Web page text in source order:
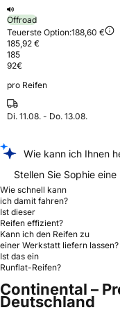
Offroad
Teuerste Option:188,60 €
185,92 €
185
92€
pro Reifen
Di. 11.08. - Do. 13.08.
Wie kann ich Ihnen
Stellen Sie Sophie eine
Wie schnell kann
ich damit fahren?
Ist dieser
Reifen effizient?
Kann ich den Reifen zu
einer Werkstatt liefern lassen?
Ist das ein
Runflat-Reifen?
Continental –
Deutschland